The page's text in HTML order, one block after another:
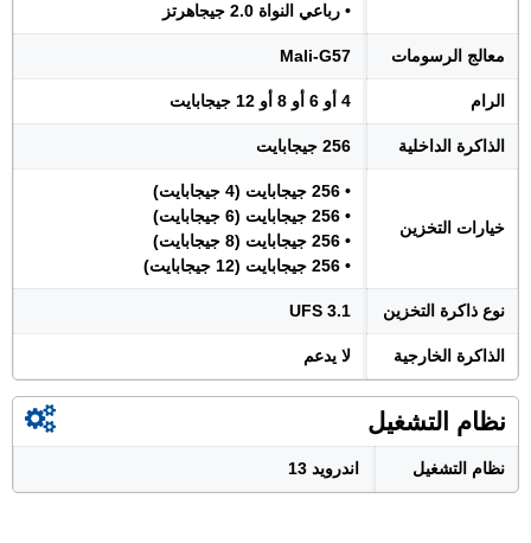
• رباعي النواة 2.0 جيجاهرتز
معالج الرسومات Mali-G57
الرام 4 أو 6 أو 8 أو 12 جيجابايت
الذاكرة الداخلية 256 جيجابايت
خيارات التخزين
• 256 جيجابايت (4 جيجابايت)
• 256 جيجابايت (6 جيجابايت)
• 256 جيجابايت (8 جيجابايت)
• 256 جيجابايت (12 جيجابايت)
نوع ذاكرة التخزين UFS 3.1
الذاكرة الخارجية لا يدعم
نظام التشغيل
نظام التشغيل اندرويد 13